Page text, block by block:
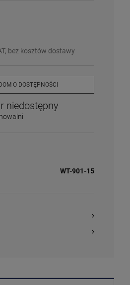
2-5 dni
z oferty
statusów dostępności
bez kosztów dostawy
O DOSTĘPNOŚCI
niedostępny
WT-901-15